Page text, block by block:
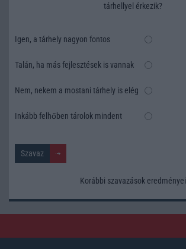
tárhellyel érkezik?
Igen, a tárhely nagyon fontos
Talán, ha más fejlesztések is vannak
Nem, nekem a mostani tárhely is elég
Inkább felhőben tárolok mindent
Korábbi szavazások eredményei